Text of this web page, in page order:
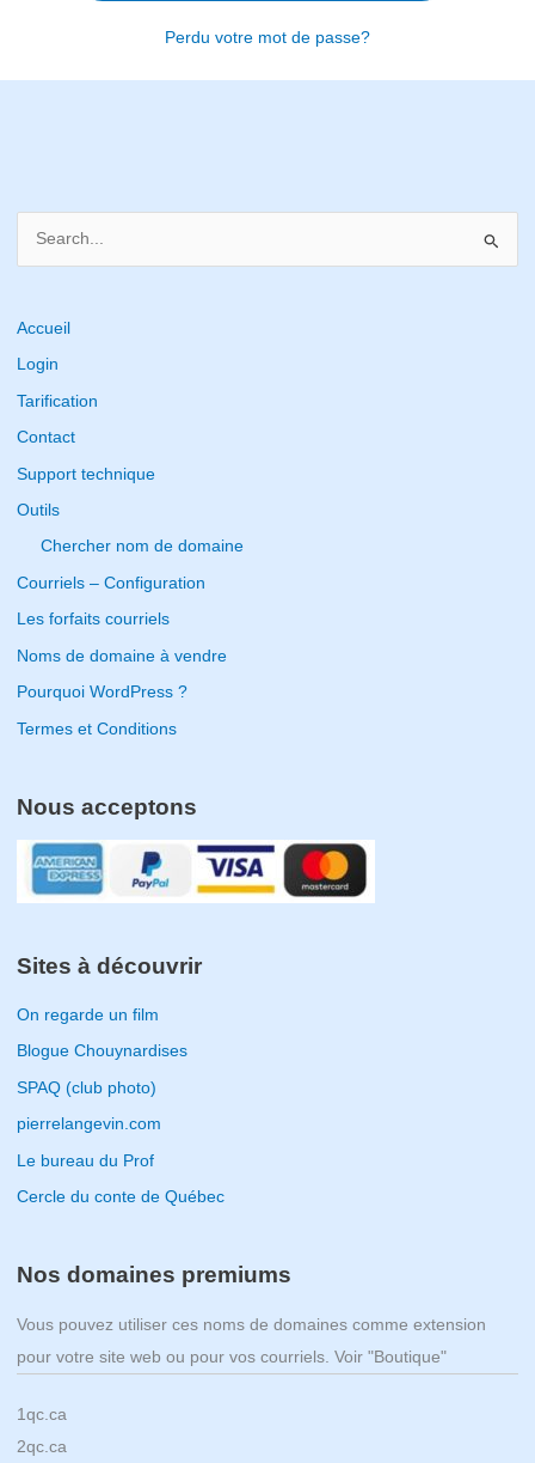
Perdu votre mot de passe?
r
c
r
:
Accueil
Login
Tarification
Contact
Support technique
Outils
Chercher nom de domaine
Courriels – Configuration
Les forfaits courriels
Noms de domaine à vendre
Pourquoi WordPress ?
Termes et Conditions
Nous acceptons
Sites à découvrir
On regarde un film
Blogue Chouynardises
SPAQ (club photo)
pierrelangevin.com
Le bureau du Prof
Cercle du conte de Québec
Nos domaines premiums
Vous pouvez utiliser ces noms de domaines comme extension
pour votre site web ou pour vos courriels. Voir "Boutique"
1qc.ca
2qc.ca